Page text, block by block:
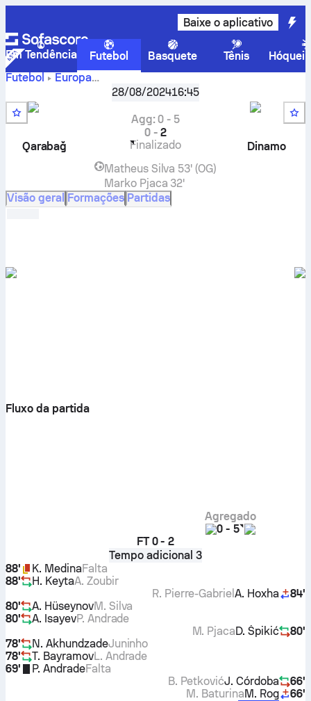
Baixe o aplicativo
Em Tendência Futebol Basquete Tênis
Hóquei
Futebol
Europa
Liga dos Campeões da UEFA, Playoff Round
Qarabağ FK
placar ao vivo,
resultados H2H, classificações e previsões
28/08/202416:45
Qarabağ
Agg:0 - 5
0-2
Finalizado
Dinamo
Matheus Silva 53' (OG)
Marko Pjaca 32'
Visão geral Formações Partidas
Fluxo da partida
Agregado
0 - 5
FT 0 - 2
Tempo adicional 3
88'
K. MedinaFalta
88'
H. KeytaA. Zoubir
84'
A. Hoxha
R. Pierre-Gabriel
80'
A. HüseynovM. Silva
80'
A. IsayevP. Andrade
80'
D. Špikić
M. Pjaca
78'
N. AkhundzadeJuninho
78'
T. BayramovL. Andrade
69'
P. AndradeFalta
66'
J. Córdoba
B. Petković
66'
M. Rog
M. Baturina